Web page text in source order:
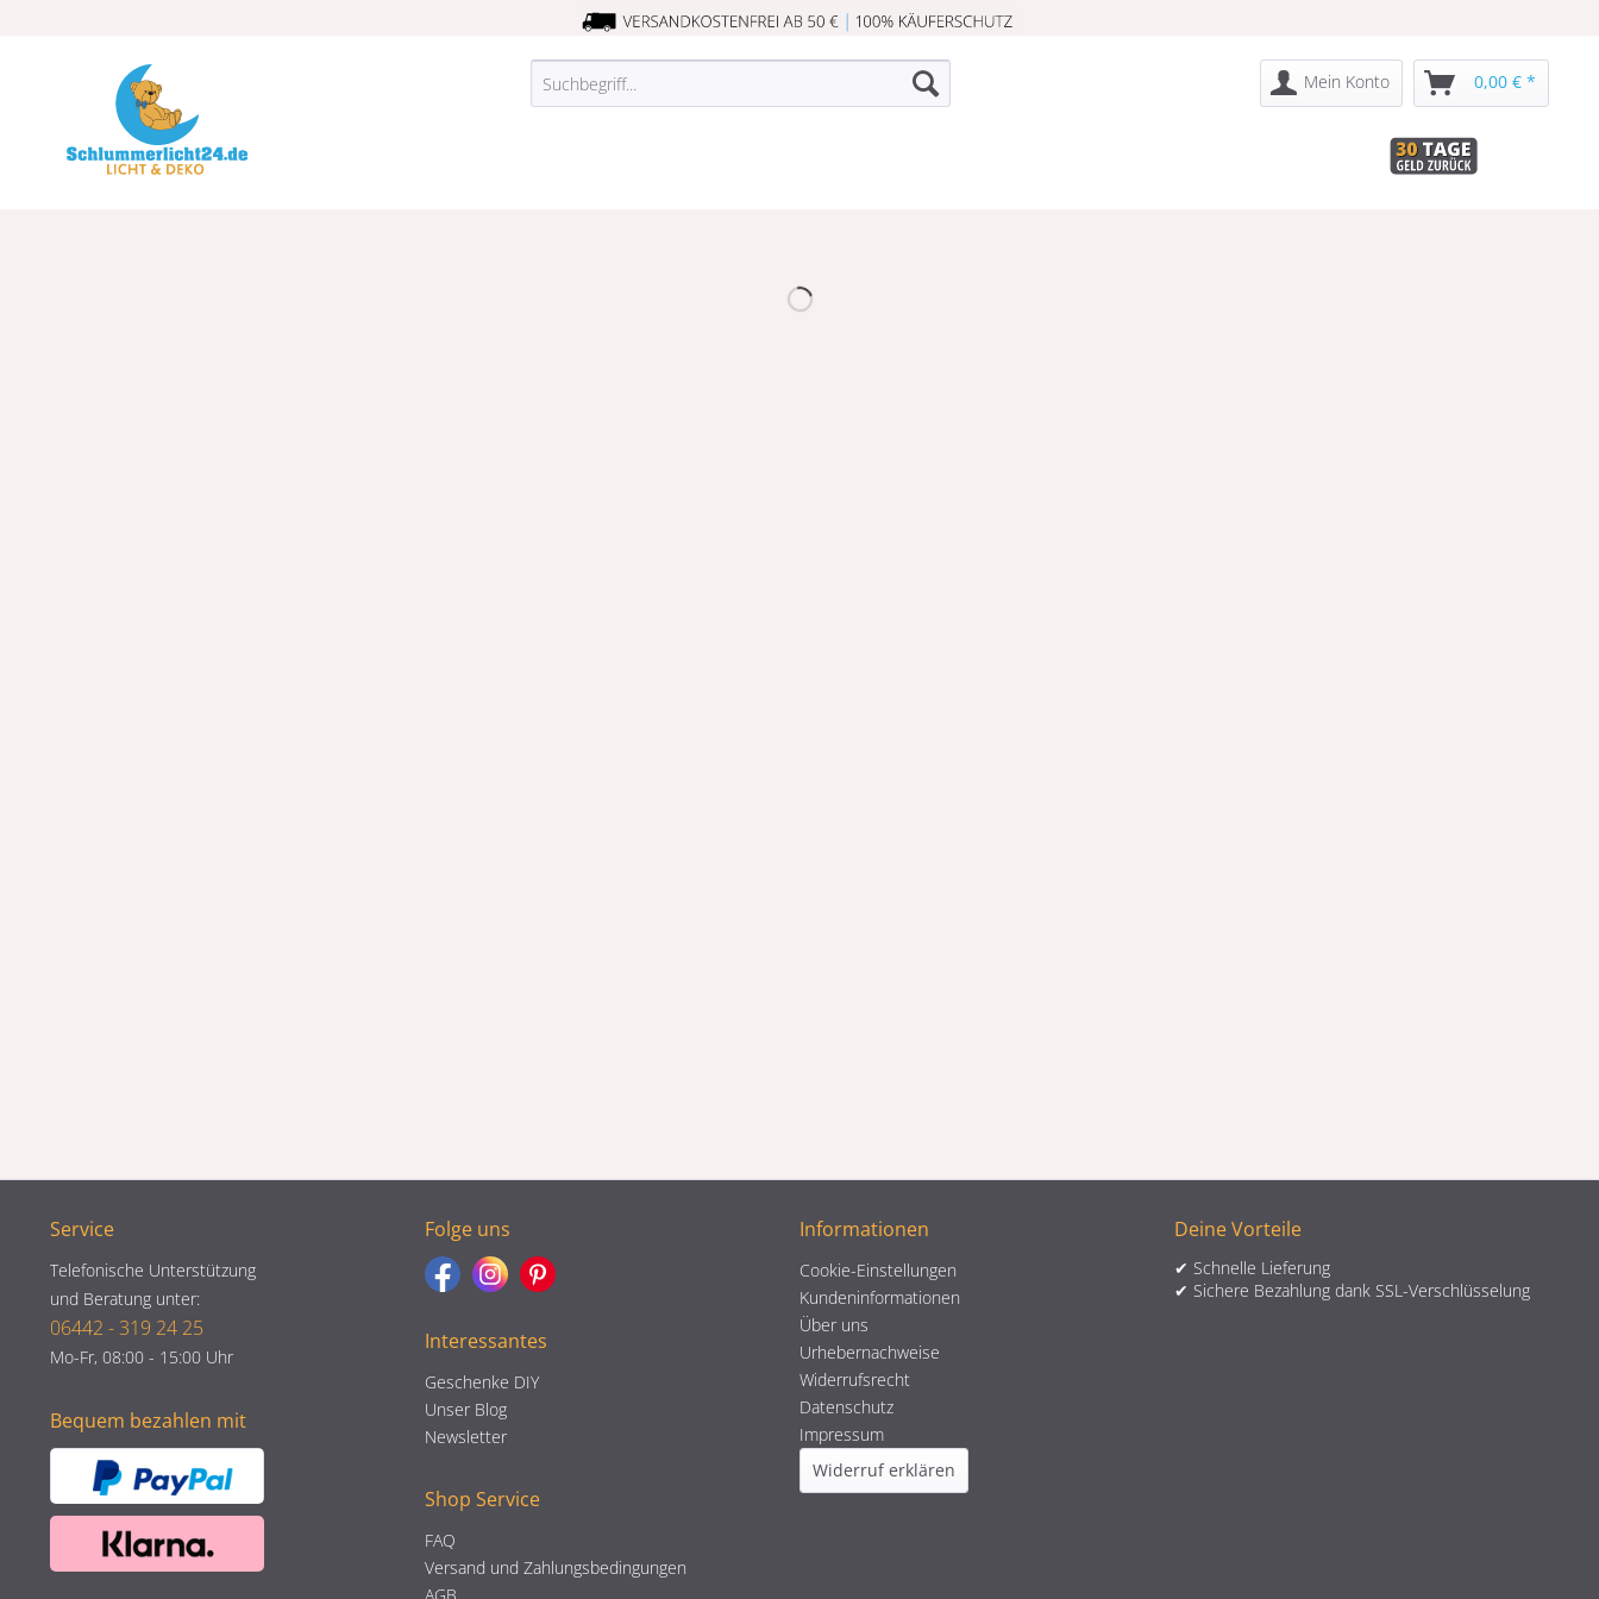
Mein Konto 0,00 € *
Service
Telefonische Unterstützung
und Beratung unter:
06442 - 319 24 25
Mo-Fr, 08:00 - 15:00 Uhr
Bequem bezahlen mit
Folge uns
Interessantes
Geschenke DIY
Unser Blog
Newsletter
Shop Service
FAQ
Versand und Zahlungsbedingungen
Informationen
Cookie-Einstellungen
Kundeninformationen
Über uns
Urhebernachweise
Widerrufsrecht
Datenschutz
Impressum
Widerruf erklären
Deine Vorteile
✔ Schnelle Lieferung
✔ Sichere Bezahlung dank SSL-Verschlüsselung